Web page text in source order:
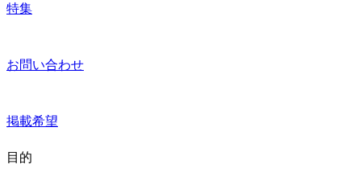
特集
お問い合わせ
掲載希望
目的